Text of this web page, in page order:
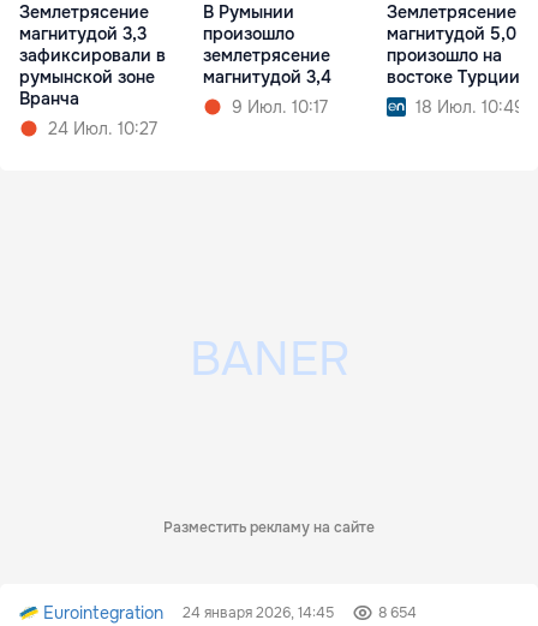
Землетрясение
магнитудой 3,3
зафиксировали в
румынской зоне
Вранча
24 Июл. 10:27
В Румынии
произошло
землетрясение
магнитудой 3,4
9 Июл. 10:17
Землетрясение
магнитудой 5,0
произошло на
востоке Турции
18 Июл. 10:49
Разместить рекламу на сайте
Eurointegration 24 января 2026, 14:45 8 654